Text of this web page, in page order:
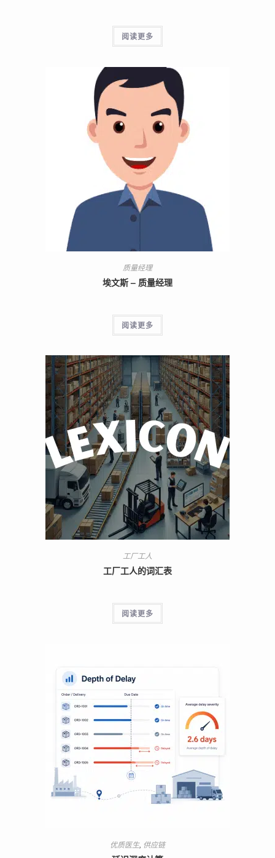
阅读更多
质量经理
埃文斯 – 质量经理
阅读更多
工厂工人
工厂工人的词汇表
阅读更多
优质医生, 供应链